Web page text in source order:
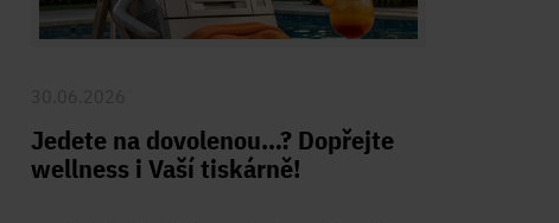
Jedete na dovolenou…? Dopřejte
wellness i Vaší tiskárně!